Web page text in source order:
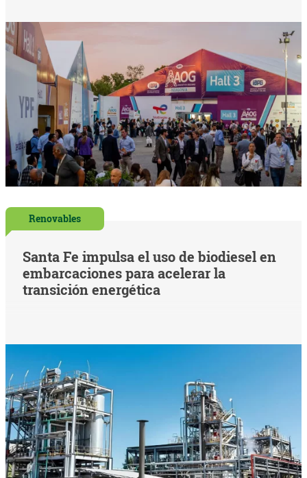
Renovables
Santa Fe impulsa el uso de biodiesel en
embarcaciones para acelerar la
transición energética